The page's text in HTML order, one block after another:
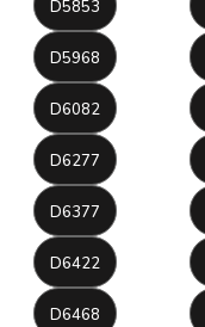
D5853
D5968
D6082
D6277
D6377
D6422
D6468